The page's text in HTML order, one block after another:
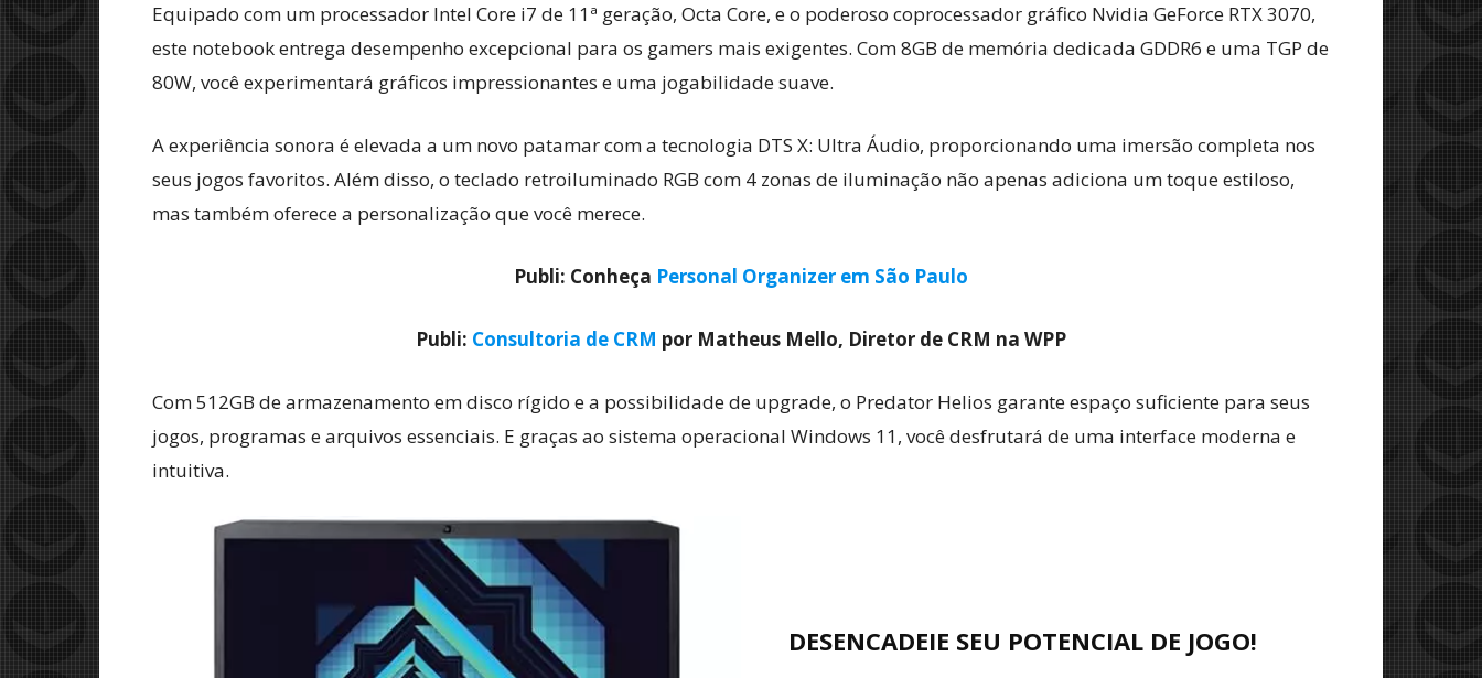
Equipado com um processador Intel Core i7 de 11ª geração, Octa Core, e o poderoso coprocessador gráfico Nvidia GeForce RTX 3070,
este notebook entrega desempenho excepcional para os gamers mais exigentes. Com 8GB de memória dedicada GDDR6 e uma TGP de
80W, você experimentará gráficos impressionantes e uma jogabilidade suave.
A experiência sonora é elevada a um novo patamar com a tecnologia DTS X: Ultra Áudio, proporcionando uma imersão completa nos
seus jogos favoritos. Além disso, o teclado retroiluminado RGB com 4 zonas de iluminação não apenas adiciona um toque estiloso,
mas também oferece a personalização que você merece.
Publi: Conheça Personal Organizer em São Paulo
Publi: Consultoria de CRM por Matheus Mello, Diretor de CRM na WPP
Com 512GB de armazenamento em disco rígido e a possibilidade de upgrade, o Predator Helios garante espaço suficiente para seus
jogos, programas e arquivos essenciais. E graças ao sistema operacional Windows 11, você desfrutará de uma interface moderna e
intuitiva.
DESENCADEIE SEU POTENCIAL DE JOGO!